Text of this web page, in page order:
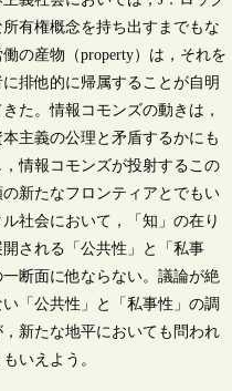
有権概念を持ち出すまでもな
の産物（property）は，それを
排他的に帰属することが自明
た。情報コモンズの動きは，
主義の公理と矛盾するかにも
情報コモンズが投射するこの
新たなフロンティアとでもい
社会において，「知」の在り
される「公共性」と「私事
断面に他ならない。議論が絶
「公共性」と「私事性」の調
新たな地平においても問われ
いえよう。